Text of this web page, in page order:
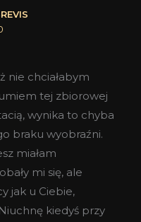
nie chciałabym
tej zbiorowej
wynika to chyba
braku wyobraźni.
miałam
mi się, ale
jak u Ciebie,
kiedyś przy